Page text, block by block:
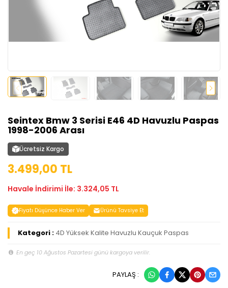
Seintex Bmw 3 Serisi E46 4D Havuzlu Paspas
1998-2006 Arası
Ücretsiz Kargo
3.499,00 TL
Havale İndirimi İle: 3.324,05 TL
Fiyatı Düşünce Haber Ver Ürünü Tavsiye Et
Kategori : 4D Yüksek Kalite Havuzlu Kauçuk Paspas
En geç 10 Ağustos Pazartesi günü kargoya verilir.
PAYLAŞ :